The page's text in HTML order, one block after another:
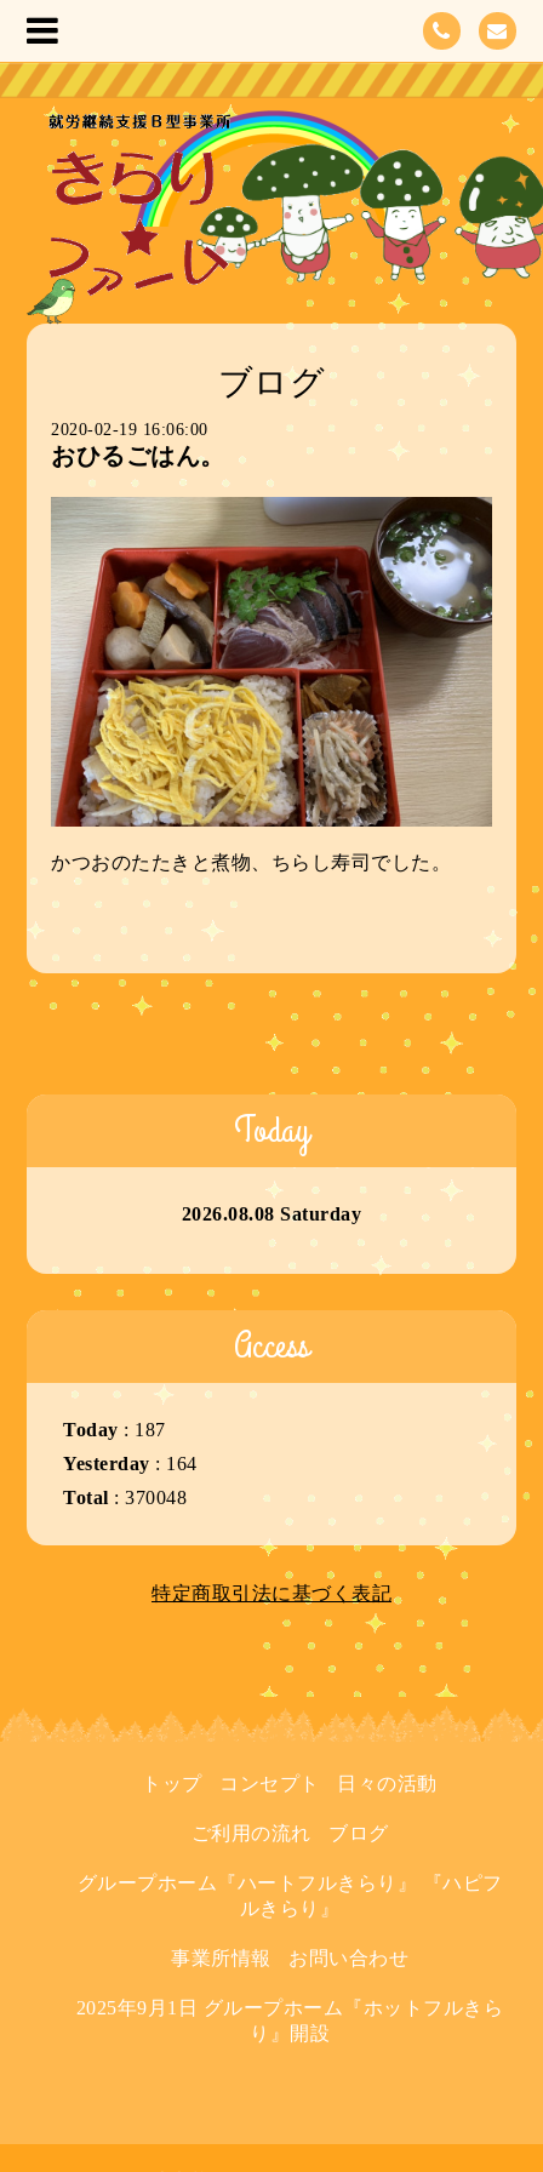
ブログ
2020-02-19 16:06:00
おひるごはん。
かつおのたたきと煮物、ちらし寿司でした。
Today
2026.08.08 Saturday
Access
Today : 187
Yesterday : 164
Total :370048
特定商取引法に基づく表記
トップ コンセプト 日々の活動
ご利用の流れ ブログ
グループホーム『ハートフルきらり』 『ハピフ
ルきらり』
事業所情報 お問い合わせ
2025年9月1日 グループホーム『ホットフルきら
り』開設